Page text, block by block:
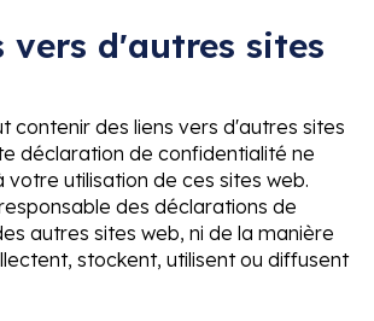
vers d'autres sites
contenir des liens vers d'autres sites
déclaration de confidentialité ne
votre utilisation de ces sites web.
des déclarations de
autres sites web, ni de la manière
stockent, utilisent ou diffusent